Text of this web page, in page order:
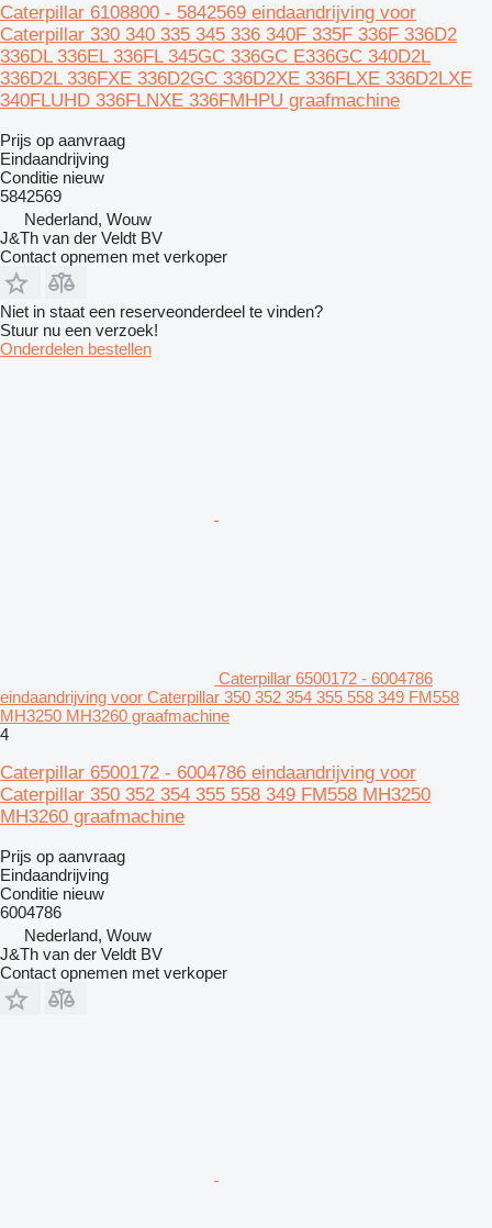
Caterpillar 6108800 - 5842569 eindaandrijving voor
Caterpillar 330 340 335 345 336 340F 335F 336F 336D2
336DL 336EL 336FL 345GC 336GC E336GC 340D2L
336D2L 336FXE 336D2GC 336D2XE 336FLXE 336D2LXE
340FLUHD 336FLNXE 336FMHPU graafmachine
Prijs op aanvraag
Eindaandrijving
Conditie nieuw
5842569
Nederland, Wouw
J&Th van der Veldt BV
Contact opnemen met verkoper
Niet in staat een reserveonderdeel te vinden?
Stuur nu een verzoek!
Onderdelen bestellen
Caterpillar 6500172 - 6004786
eindaandrijving voor Caterpillar 350 352 354 355 558 349 FM558
MH3250 MH3260 graafmachine
4
Caterpillar 6500172 - 6004786 eindaandrijving voor
Caterpillar 350 352 354 355 558 349 FM558 MH3250
MH3260 graafmachine
Prijs op aanvraag
Eindaandrijving
Conditie nieuw
6004786
Nederland, Wouw
J&Th van der Veldt BV
Contact opnemen met verkoper